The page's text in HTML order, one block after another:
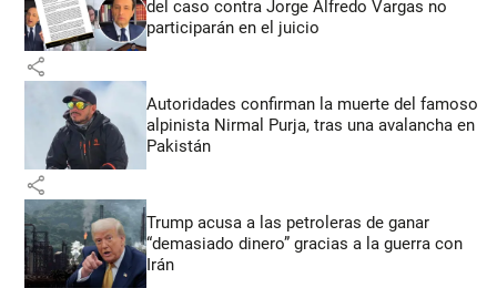
del caso contra Jorge Alfredo Vargas no
participarán en el juicio
share
Autoridades confirman la muerte del famoso
alpinista Nirmal Purja, tras una avalancha en
Pakistán
share
Trump acusa a las petroleras de ganar
“demasiado dinero” gracias a la guerra con
Irán